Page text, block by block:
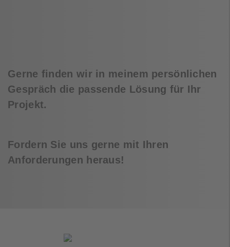
Gerne finden wir in meinem persönlichen
Gespräch die passende Lösung für Ihr
Projekt.
Fordern Sie uns gerne mit Ihren
Anforderungen heraus!